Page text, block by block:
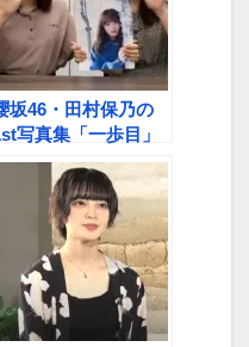
坂46・田村保乃の
写真集「一歩目」
ヨレヨレ
に…？ “大不思議コ
ンビ”大沼晶保＆増本
綺良のわちゃわちゃ動
画が最高！